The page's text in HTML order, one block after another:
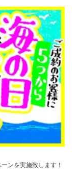
ンを実施致します！